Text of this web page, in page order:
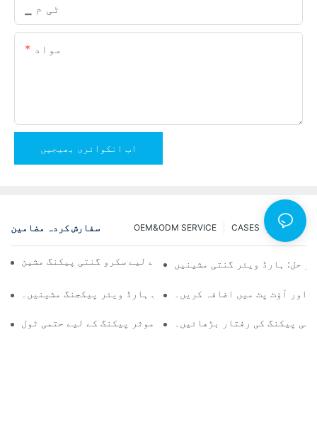
▁ ٹی م
مواد
اب انکوائری بھیجیں
سفارش کردہ مضامین NEWS
CASES
OEM&ODM SERVICE
قابل اعتماد اور تیز نتائج کے لیے سکرو گنتی پیکنگ مشین
حل: ہارڈ ویئر گنتی مشینیں
مسلسل کوالٹی کنٹرول کے لیے ٹاپ ہارڈ ویئر پیکجنگ مشینیں۔
اور آؤٹ پٹ میں اضافہ کریں۔
سکرو گنتی پیکنگ مشینیں: موثر پیکنگ کے لیے حتمی ٹول
پیکنگ کی رفتار بڑھائیں۔